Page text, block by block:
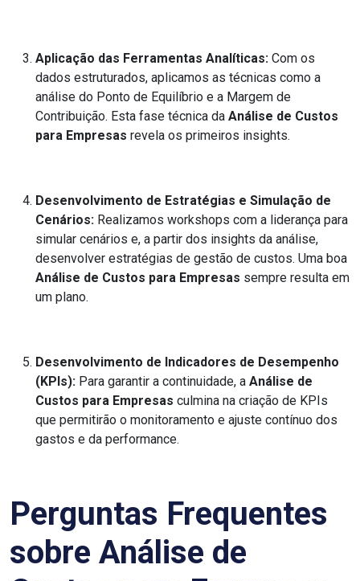
Aplicação das Ferramentas Analíticas: Com os
dados estruturados, aplicamos as técnicas como a
análise do Ponto de Equilíbrio e a Margem de
Contribuição. Esta fase técnica da Análise de Custos
para Empresas revela os primeiros insights.
Desenvolvimento de Estratégias e Simulação de
Cenários: Realizamos workshops com a liderança para
simular cenários e, a partir dos insights da análise,
desenvolver estratégias de gestão de custos. Uma boa
Análise de Custos para Empresas sempre resulta em
um plano.
Desenvolvimento de Indicadores de Desempenho
(KPIs): Para garantir a continuidade, a Análise de
Custos para Empresas culmina na criação de KPIs
que permitirão o monitoramento e ajuste contínuo dos
gastos e da performance.
Perguntas Frequentes
sobre Análise de